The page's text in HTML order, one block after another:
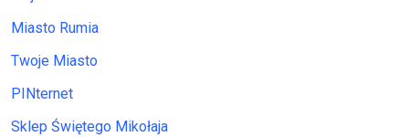
Miasto Rumia
Twoje Miasto
PINternet
Sklep Świętego Mikołaja